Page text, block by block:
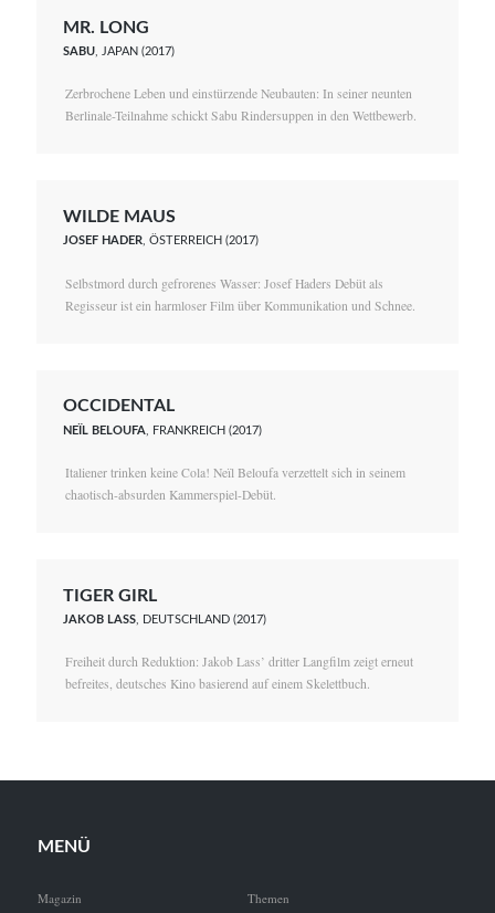
MR. LONG
SABU , JAPAN (2017)
Zerbrochene Leben und einstürzende Neubauten: In seiner neunten
Berlinale-Teilnahme schickt Sabu Rindersuppen in den Wettbewerb.
WILDE MAUS
JOSEF HADER , ÖSTERREICH (2017)
Selbstmord durch gefrorenes Wasser: Josef Haders Debüt als
Regisseur ist ein harmloser Film über Kommunikation und Schnee.
OCCIDENTAL
NEÏL BELOUFA , FRANKREICH (2017)
Italiener trinken keine Cola! Neïl Beloufa verzettelt sich in seinem
chaotisch-absurden Kammerspiel-Debüt.
TIGER GIRL
JAKOB LASS , DEUTSCHLAND (2017)
Freiheit durch Reduktion: Jakob Lass’ dritter Langfilm zeigt erneut
befreites, deutsches Kino basierend auf einem Skelettbuch.
MENÜ
Magazin
Themen